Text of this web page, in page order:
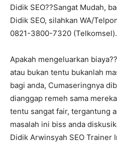
Didik SEO??Sangat Mudah,
Didik SEO, silahkan WA/
0821-3800-7320 (Telkomsel).
Apakah mengeluarkan
atau bukan tentu bukanlah
bagi anda, Cumaseringnya
dianggap remeh sama
tentu sangat fair, tergantung
masalah ini biss anda
Didik Arwinsyah SEO Trainer